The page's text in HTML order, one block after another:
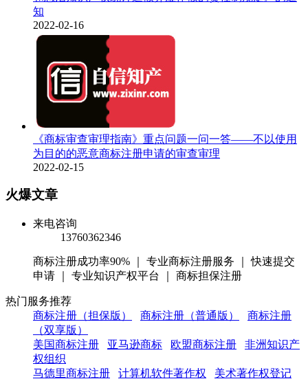
知
2022-02-16
《商标审查审理指南》重点问题一问一答——不以使用
为目的的恶意商标注册申请的审查审理
2022-02-15
火爆文章
来电咨询
13760362346
商标注册成功率90% ｜ 专业商标注册服务 ｜ 快速提交
申请 ｜ 专业知识产权平台 ｜ 商标担保注册
热门服务推荐
商标注册（担保版）
商标注册（普通版）
商标注册
（双享版）
美国商标注册
亚马逊商标 欧盟商标注册
非洲知识产
权组织
马德里商标注册
计算机软件著作权 美术著作权登记